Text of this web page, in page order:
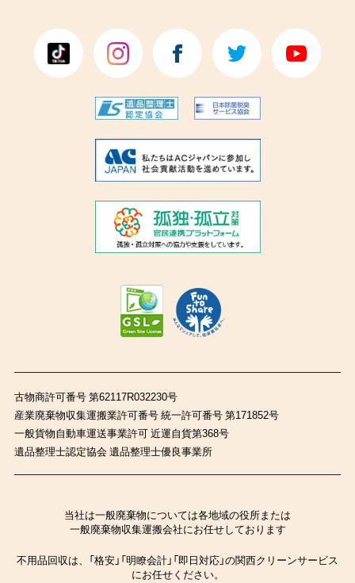
古物商許可番号 第62117R032230号
産業廃棄物収集運搬業許可番号 統一許可番号 第171852号
一般貨物自動車運送事業許可 近運自貨第368号
遺品整理士認定協会 遺品整理士優良事業所
当社は一般廃棄物については各地域の役所または
一般廃棄物収集運搬会社にお任せしております
不用品回収は、「格安」「明瞭会計」「即日対応」の関西クリーンサービス
にお任せください。